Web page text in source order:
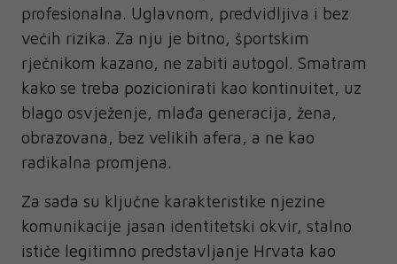
profesionalna. Uglavnom, predvidljiva i bez
većih rizika. Za nju je bitno, športskim
rječnikom kazano, ne zabiti autogol. Smatram
kako se treba pozicionirati kao kontinuitet, uz
blago osvježenje, mlađa generacija, žena,
obrazovana, bez velikih afera, a ne kao
radikalna promjena.
Za sada su ključne karakteristike njezine
komunikacije jasan identitetski okvir, stalno
ističe legitimno predstavljanje Hrvata kao